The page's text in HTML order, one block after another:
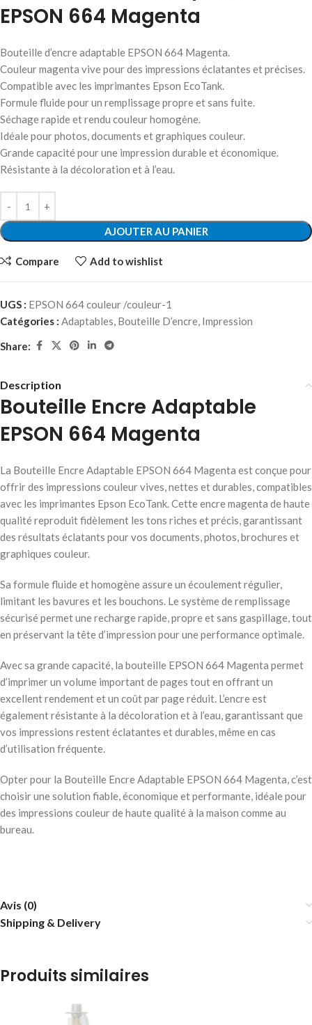
EPSON 664 Magenta
Bouteille d’encre adaptable EPSON 664 Magenta.
Couleur magenta vive pour des impressions éclatantes et précises.
Compatible avec les imprimantes Epson EcoTank.
Formule fluide pour un remplissage propre et sans fuite.
Séchage rapide et rendu couleur homogène.
Idéale pour photos, documents et graphiques couleur.
Grande capacité pour une impression durable et économique.
Résistante à la décoloration et à l’eau.
AJOUTER AU PANIER
Compare Add to wishlist
UGS : EPSON 664 couleur /couleur-1
Catégories : Adaptables, Bouteille D’encre, Impression
Share:
Description
Bouteille Encre Adaptable
EPSON 664 Magenta
La Bouteille Encre Adaptable EPSON 664 Magenta est conçue pour
offrir des impressions couleur vives, nettes et durables, compatibles
avec les imprimantes Epson EcoTank. Cette encre magenta de haute
qualité reproduit fidèlement les tons riches et précis, garantissant
des résultats éclatants pour vos documents, photos, brochures et
graphiques couleur.
Sa formule fluide et homogène assure un écoulement régulier,
limitant les bavures et les bouchons. Le système de remplissage
sécurisé permet une recharge rapide, propre et sans gaspillage, tout
en préservant la tête d’impression pour une performance optimale.
Avec sa grande capacité, la bouteille EPSON 664 Magenta permet
d’imprimer un volume important de pages tout en offrant un
excellent rendement et un coût par page réduit. L’encre est
également résistante à la décoloration et à l’eau, garantissant que
vos impressions restent éclatantes et durables, même en cas
d’utilisation fréquente.
Opter pour la Bouteille Encre Adaptable EPSON 664 Magenta, c’est
choisir une solution fiable, économique et performante, idéale pour
des impressions couleur de haute qualité à la maison comme au
bureau.
Avis (0)
Shipping & Delivery
Produits similaires